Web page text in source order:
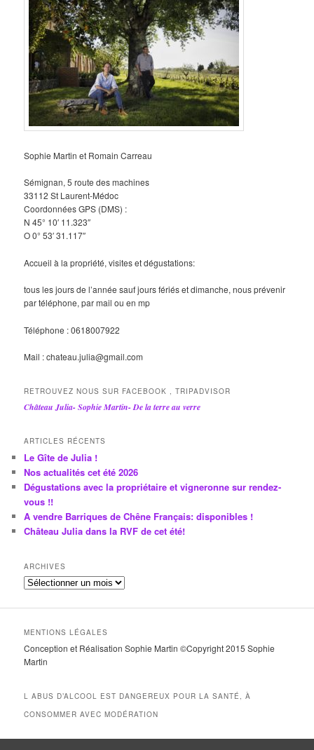
Sophie Martin et Romain Carreau
Sémignan, 5 route des machines
33112 St Laurent-Médoc
Coordonnées GPS (DMS) :
N 45° 10′ 11.323″
O 0° 53′ 31.117″
Accueil à la propriété, visites et dégustations:
tous les jours de l’année sauf jours fériés et dimanche, nous prévenir
par téléphone, par mail ou en mp
Téléphone : 0618007922
Mail : chateau.julia@gmail.com
RETROUVEZ NOUS SUR FACEBOOK , TRIPADVISOR
Château Julia- Sophie Martin- De la terre au verre
ARTICLES RÉCENTS
Le Gîte de Julia !
Nos actualités cet été 2026
Dégustations avec la propriétaire et vigneronne sur rendez-
vous !!
A vendre Barriques de Chêne Français: disponibles !
Château Julia dans la RVF de cet été!
ARCHIVES
A
c
i
v
e
MENTIONS LÉGALES
Conception et Réalisation Sophie Martin ©Copyright 2015 Sophie
Martin
L ABUS D’ALCOOL EST DANGEREUX POUR LA SANTÉ, À
CONSOMMER AVEC MODÉRATION